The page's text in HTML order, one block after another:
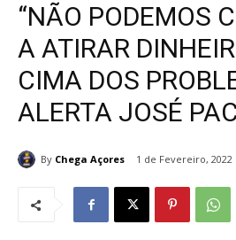
“NÃO PODEMOS
A ATIRAR
CIMA DOS
ALERTA JOSÉ
By Chega Açores 1 de Fevereiro, 2022